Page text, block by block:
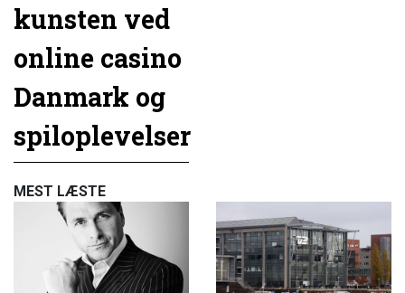
kunsten ved
online casino
Danmark og
spiloplevelser
MEST LÆSTE